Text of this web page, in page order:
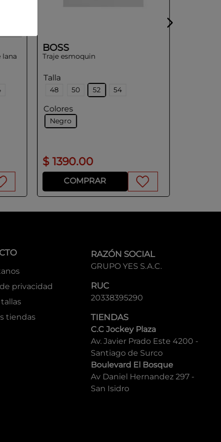
lana
BOSS
Traje esmoquin
Talla
48 50 52 54
Colores
Negro
$ 1390.00
COMPRAR
privacidad
tiendas
RAZÓN SOCIAL
GRUPO YES S.A.C.
RUC
20338395290
TIENDAS
C.C Jockey Plaza
Av. Javier Prado Este 4200 -
Santiago de Surco
Boulevard El Bosque
Av Daniel Hernandez 297 -
San Isidro